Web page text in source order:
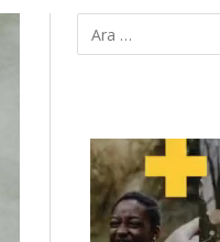
Video
oynatıcı